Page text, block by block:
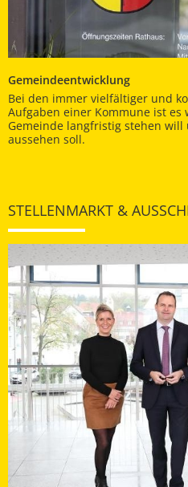
Gemeindeentwicklung
Bei den immer vielfältiger und
Aufgaben einer Kommune ist es
Gemeinde langfristig stehen will
aussehen soll.
STELLENMARKT &